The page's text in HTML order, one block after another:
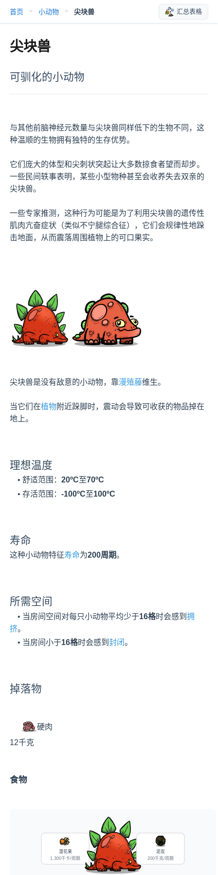
首页 > 小动物 > 尖块兽 汇总表格
尖块兽
可驯化的小动物
与其他前脑神经元数量与尖块兽同样低下的生物不同，这
种温顺的生物拥有独特的生存优势。
它们庞大的体型和尖刺状突起让大多数掠食者望而却步。
一些民间轶事表明，某些小型物种甚至会收养失去双亲的
尖块兽。
一些专家推测，这种行为可能是为了利用尖块兽的遗传性
肌肉亢奋症状（类似不宁腿综合征），它们会规律性地跺
击地面，从而震落周围植物上的可口果实。
尖块兽是没有敌意的小动物，靠漫殖藤维生。
当它们在植物附近跺脚时，震动会导致可收获的物品掉在
地上。
理想温度
    • 舒适范围：
20ºC至70ºC
    • 存活范围：
-100ºC至100ºC
寿命
这种小动物特征寿命为200周期。
所需空间
    • 当房间空间对每只小动物平均少于
16格时会感到 拥
挤。
    • 当房间小于
16格时会感到 封闭。
掉落物
硬肉
12千克
食物
漫花果
1,300千卡/周期
泥炭
200千克/周期